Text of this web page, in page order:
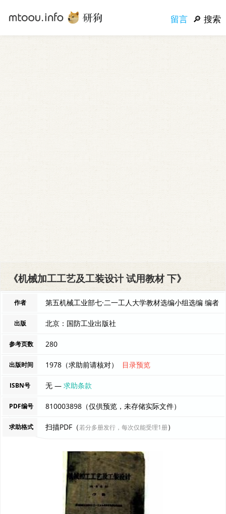
留言 搜索
《机械加工工艺及工装设计 试用教材 下》
作者 第五机械工业部七·二一工人大学教材选编小组选编 编者
出版 北京：国防工业出版社
参考页数 280
出版时间 1978（求助前请核对） 目录预览
ISBN号 无 —求助条款
PDF编号 810003898（仅供预览，未存储实际文件）
求助格式 扫描PDF（若分多册发行，每次仅能受理1册）